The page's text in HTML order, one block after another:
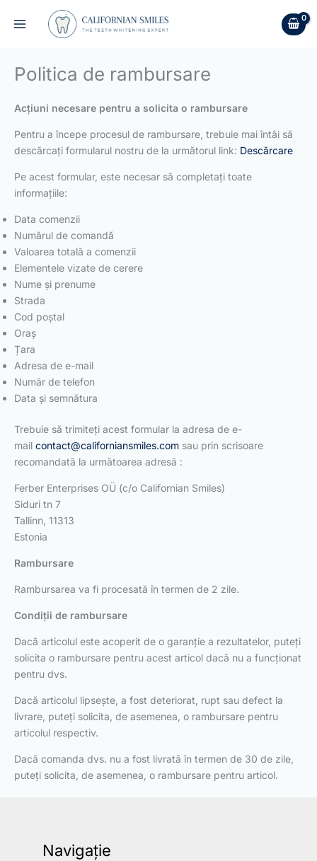
Politica de rambursare
Acțiuni necesare pentru a solicita o rambursare
Pentru a începe procesul de rambursare, trebuie mai întâi să
descărcați formularul nostru de la următorul link: Descărcare
Pe acest formular, este necesar să completați toate
informațiile:
Data comenzii
Numărul de comandă
Valoarea totală a comenzii
Elementele vizate de cerere
Nume și prenume
Strada
Cod poștal
Oraș
Țara
Adresa de e-mail
Număr de telefon
Data și semnătura
Trebuie să trimiteți acest formular la adresa de e-
mail contact@californiansmiles.com sau prin scrisoare
recomandată la următoarea adresă :
Ferber Enterprises OÜ (c/o Californian Smiles)
Siduri tn 7
Tallinn, 11313
Estonia
Rambursare
Rambursarea va fi procesată în termen de 2 zile.
Condiții de rambursare
Dacă articolul este acoperit de o garanție a rezultatelor, puteți
solicita o rambursare pentru acest articol dacă nu a funcționat
pentru dvs.
Dacă articolul lipsește, a fost deteriorat, rupt sau defect la
livrare, puteți solicita, de asemenea, o rambursare pentru
articolul respectiv.
Dacă comanda dvs. nu a fost livrată în termen de 30 de zile,
puteți solicita, de asemenea, o rambursare pentru articol.
Navigație